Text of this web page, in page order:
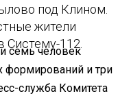
под Клином.
жители
Систему-112.
семь человек
формирований и три
служба Комитета